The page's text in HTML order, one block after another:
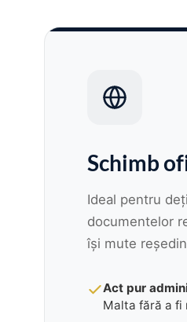
Schimb
Ideal pentru
documentelor
își mute
Act pur
Malta fără a fi